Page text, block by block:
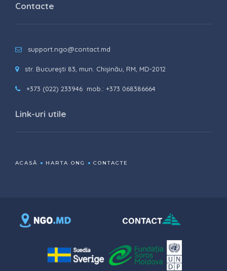
Contacte
support.ngo@contact.md
str. București 83, mun. Chișinău, RM, MD-2012
+373 (022) 233946 mob.: +373 068386664
Link-uri utile
ACASĂ HARTA ONG CONTACTE